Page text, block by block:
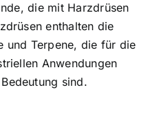
die mit Harzdrüsen
enthalten die
und Terpene, die für die
Anwendungen
sind.